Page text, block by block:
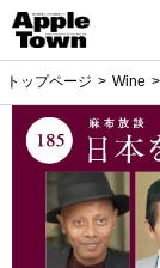
トップページ Wine